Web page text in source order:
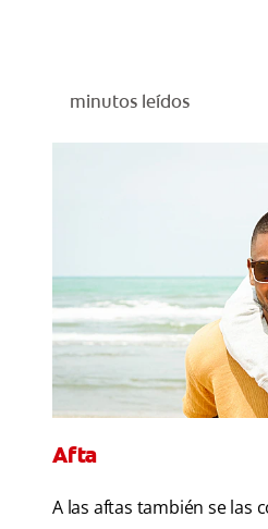
minutos leídos
Afta
A las aftas también se las